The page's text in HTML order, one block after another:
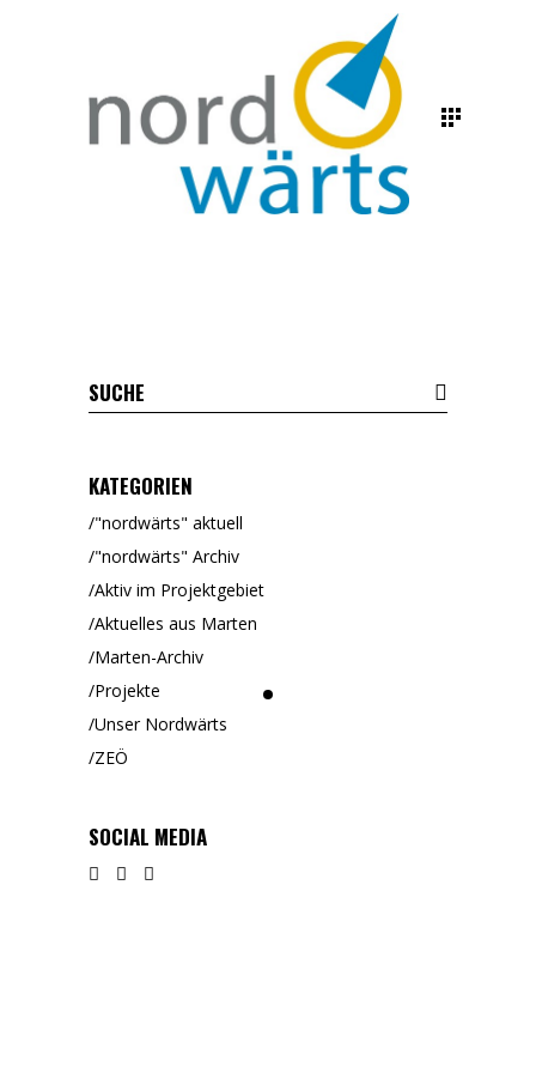
KATEGORIEN
"nordwärts" aktuell
"nordwärts" Archiv
Aktiv im Projektgebiet
Aktuelles aus Marten
Marten-Archiv
Projekte
Unser Nordwärts
ZEÖ
SOCIAL MEDIA